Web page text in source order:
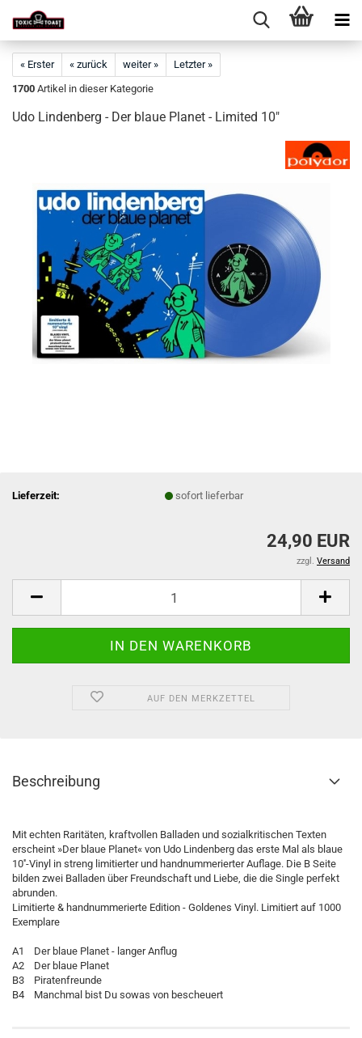
« Erster « zurück weiter »
Letzter »
1700 Artikel in dieser Kategorie
Udo Lindenberg - Der blaue Planet - Limited 10"
Lieferzeit: sofort lieferbar
24,90 EUR
zzgl. Versand
AUF DEN MERKZETTEL
Beschreibung
Mit echten Raritäten, kraftvollen Balladen und sozialkritischen Texten
erscheint »Der blaue Planet« von Udo Lindenberg das erste Mal als blaue
10''-Vinyl in streng limitierter und handnummerierter Auflage. Die B Seite
bilden zwei Balladen über Freundschaft und Liebe, die die Single perfekt
abrunden.
Limitierte & handnummerierte Edition - Goldenes Vinyl. Limitiert auf 1000
Exemplare
A1 Der blaue Planet - langer Anflug
A2 Der blaue Planet
B3 Piratenfreunde
B4 Manchmal bist Du sowas von bescheuert